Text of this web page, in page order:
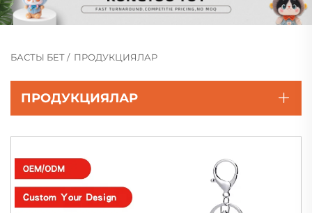
БАСТЫ БЕТ/ ПРОДУКЦИЯЛАР
ПРОДУКЦИЯЛАР